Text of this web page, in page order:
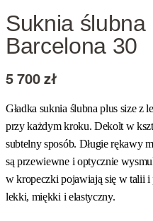
Suknia ślubna
Barcelona 30
5 700zł
Gładka suknia ślubna plus size z
przy każdym kroku. Dekolt w
subtelny sposób. Długie rękawy
są przewiewne i optycznie
w kropeczki pojawiają się w talii i
lekki, miękki i elastyczny.